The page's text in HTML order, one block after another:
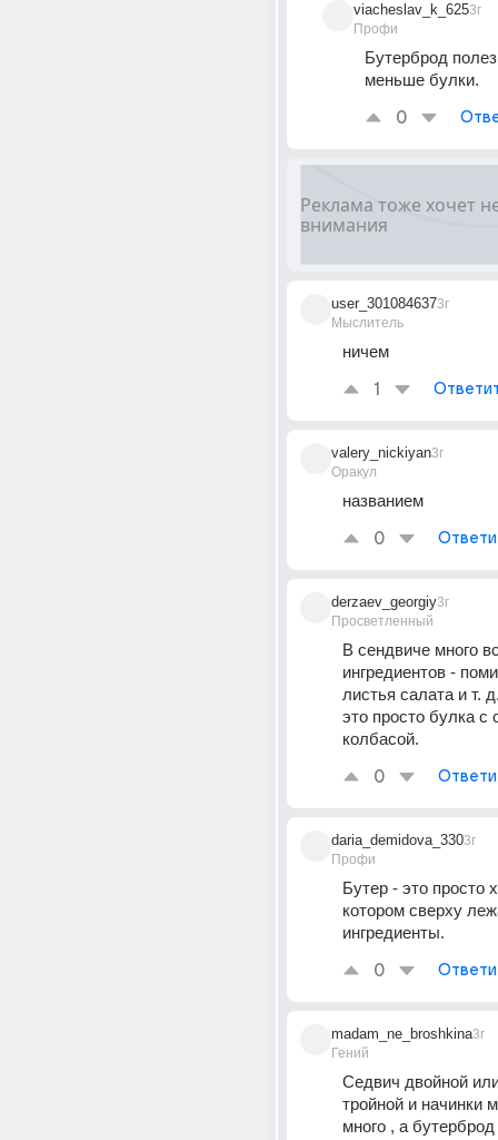
viacheslav_k_625
Профи
3г
Бутерброд
меньше булки.
0
user_301084637
Мыслитель
3г
ничем
1
valery_nickiyan
Оракул
3г
названием
0
derzaev_georgiy
Просветленный
3г
В сендвиче много
ингредиентов -
листья салата и т.
это просто булка с
колбасой.
0
daria_demidova_330
Профи
3г
Бутер - это просто
котором сверху
ингредиенты.
0
madam_ne_broshkina
Гений
3г
Седвич двойной
тройной и начинки
много , а